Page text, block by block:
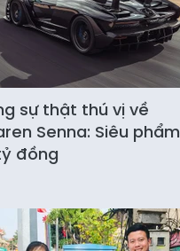
sự thật thú vị về
Senna: Siêu phẩm
đồng